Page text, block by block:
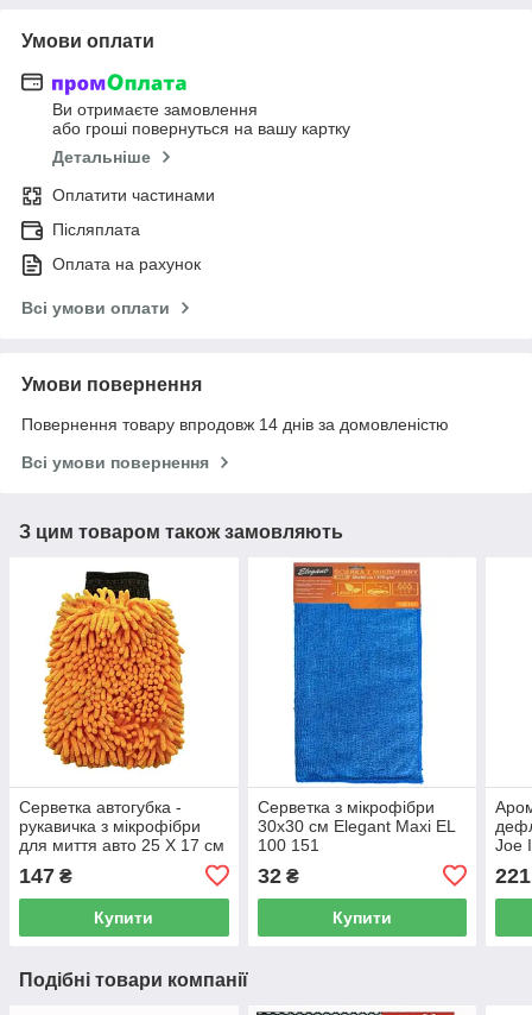
Умови оплати
Ви отримаєте замовлення
або гроші повернуться на вашу картку
Детальніше
Оплатити частинами
Післяплата
Оплата на рахунок
Всі умови оплати
Умови повернення
Повернення товару впродовж 14 днів за домовленістю
Всі умови повернення
З цим товаром також замовляють
Серветка автогубка -
рукавичка з мікрофібри
для миття авто 25 Х 17 см
Elegant Maxi EL 100 153
147 ₴
Купити
Серветка з мікрофібри
30x30 см Elegant Maxi EL
100 151
32₴
Купити
Joe
221
Подібні товари компанії